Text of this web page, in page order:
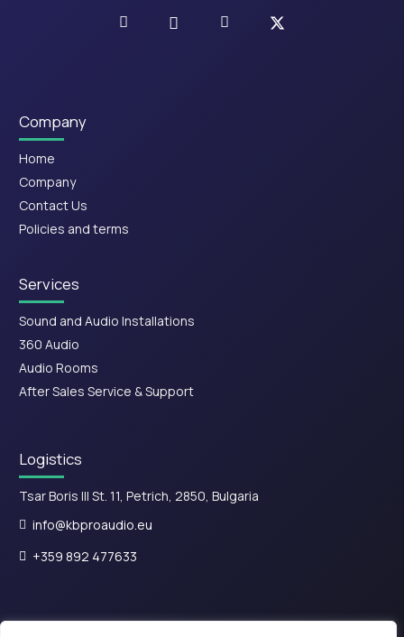
Company
Home
Company
Contact Us
Policies and terms
Services
Sound and Audio Installations
360 Audio
Audio Rooms
After Sales Service & Support
Logistics
Tsar Boris III St. 11, Petrich, 2850, Bulgaria
info@kbproaudio.eu
+359 892 477633
Exhibition